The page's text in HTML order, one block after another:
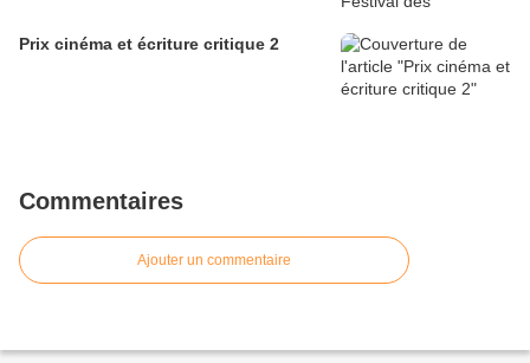
Prix cinéma et écriture critique 2
Commentaires
Ajouter un commentaire